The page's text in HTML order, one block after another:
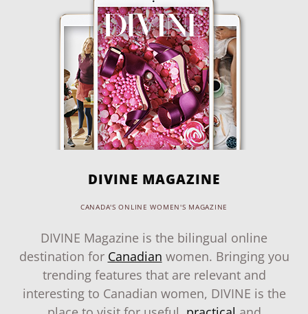
DIVINE MAGAZINE
CANADA'S ONLINE WOMEN'S MAGAZINE
DIVINE Magazine is the bilingual online
destination for Canadian women. Bringing you
trending features that are relevant and
interesting to Canadian women, DIVINE is the